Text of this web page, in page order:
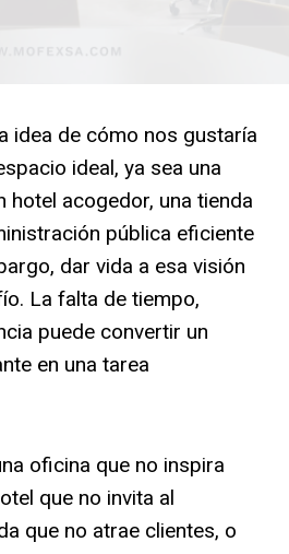
idea de cómo nos gustaría
ideal, ya sea una
hotel acogedor, una tienda
pública eficiente
dar vida a esa visión
La falta de tiempo,
puede convertir un
en una tarea
oficina que no inspira
que no invita al
que no atrae clientes, o